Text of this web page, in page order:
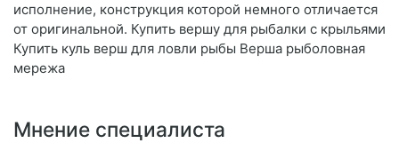
исполнение, конструкция которой немного отличается
от оригинальной. Купить вершу для рыбалки с крыльями
Купить куль верш для ловли рыбы Верша рыболовная
мережа
Мнение специалиста